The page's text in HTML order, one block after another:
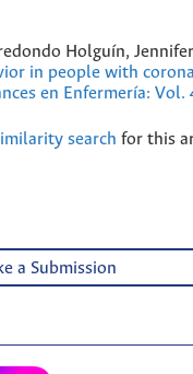
Holguín,
in people with
en Enfermería:
search for this
a Submission